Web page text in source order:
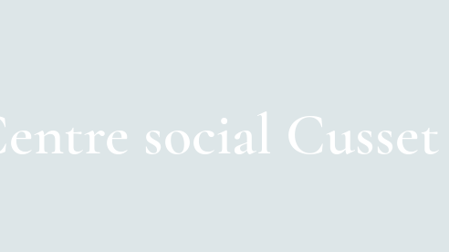
social Cusset